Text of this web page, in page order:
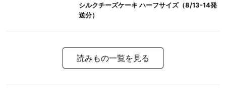
シルクチーズケーキ ハーフサイズ（8/13-14発
送分）
読みもの一覧を見る